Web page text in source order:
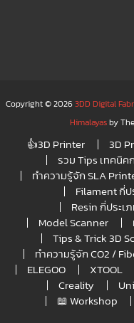
Copyright © 20263DD Digital
Himalayasby
👍3D Printer 3D
รวม Tips เทคนิ
ทำความรู้จัก SLA
Filament กี่ป
Resin กี่ประเ
Model Scanner
Tips & Trick 3D
ทำความรู้จัก CO2 /
ELEGOO
XTOOL
Creality
📖 Workshop